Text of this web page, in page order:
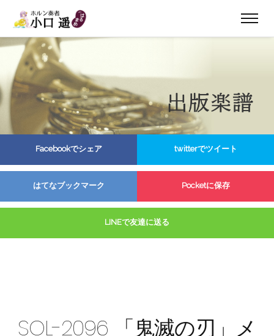
Facebookでシェア twitterでツイート
はてなブックマーク Pocketに保存
LINEで友達に送る
SOL-2096 「鬼滅の刃」メ